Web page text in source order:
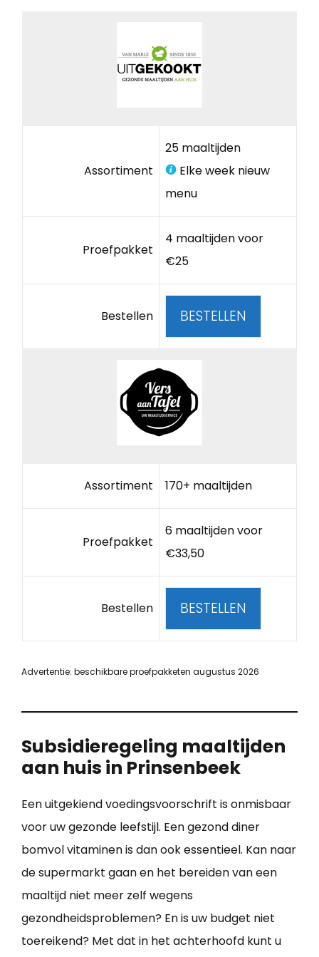
Assortiment
25 maaltijden
Elke week nieuw
menu
Proefpakket
4 maaltijden voor
€25
Bestellen BESTELLEN
Assortiment 170+ maaltijden
Proefpakket
6 maaltijden voor
€33,50
Bestellen BESTELLEN
Advertentie: beschikbare proefpakketen augustus 2026
Subsidieregeling maaltijden
aan huis in Prinsenbeek
Een uitgekiend voedingsvoorschrift is onmisbaar
voor uw gezonde leefstijl. Een gezond diner
bomvol vitaminen is dan ook essentieel. Kan naar
de supermarkt gaan en het bereiden van een
maaltijd niet meer zelf wegens
gezondheidsproblemen? En is uw budget niet
toereikend? Met dat in het achterhoofd kunt u